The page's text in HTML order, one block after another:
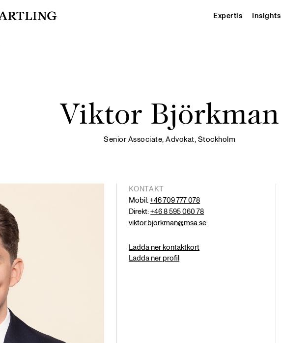
Expertis Insights
Viktor Björkman
Senior Associate, Advokat, Stockholm
KONTAKT
Mobil:+46 709 777 078
Direkt:+46 8 595 060 78
viktor.bjorkman@msa.se
Ladda ner kontaktkort
Ladda ner profil